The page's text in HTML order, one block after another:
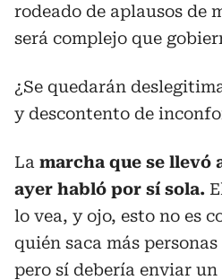
rodeado de aplausos de
será complejo que
¿Se quedarán
y descontento de
La marcha que se llevó
ayer habló por sí sola.
lo vea, y ojo, esto no es
quién saca más
pero sí debería enviar un